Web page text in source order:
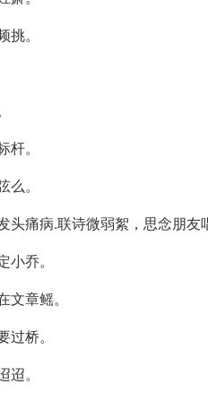
。
。
。
痛病.联诗微弱絮，思念朋友
乔。
章鳐。
桥。
。